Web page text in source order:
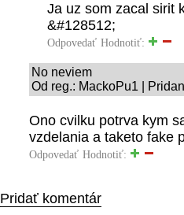
Ja uz som zacal sirit
&#128512;
Odpovedať Hodnotiť:
No neviem
Od reg.: MackoPu1 |
Ono cvilku potrva kym
vzdelania a taketo fake
Odpovedať Hodnotiť:
Pridať komentár